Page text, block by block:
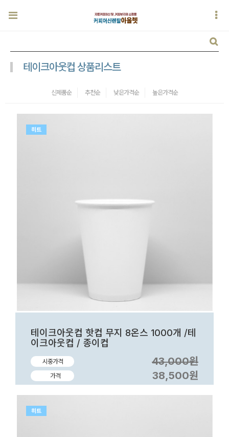
테이크아웃컵 상품리스트
신제품순 추천순 낮은가격순 높은가격순
테이크아웃컵 핫컵 무지 8온스 1000개 /테
이크아웃컵 / 종이컵
시중가격 43,000원
가격 38,500원
히트
히트